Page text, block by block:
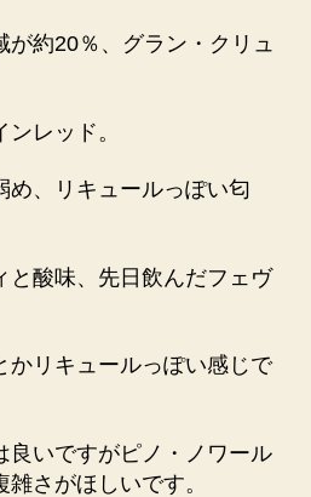
が約20％、グラン・クリュ
レッド。
め、リキュールっぽい匂
と酸味、先日飲んだフェヴ
かリキュールっぽい感じで
良いですがピノ・ノワール
さがほしいです。